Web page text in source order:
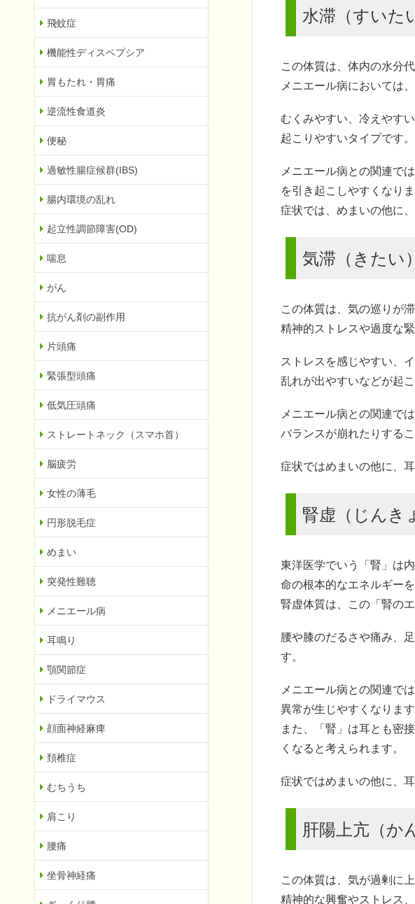
水滞（すいた
この体質は、体内の水分
メニエール病においては
むくみやすい、冷えやす
起こりやすいタイプです。
メニエール病との関連で
を引き起こしやすくなりま
症状では、めまいの他に
気滞（きたい
この体質は、気の巡りが
精神的ストレスや過度な
ストレスを感じやすい、
乱れが出やすいなどが起
メニエール病との関連で
バランスが崩れたりする
症状ではめまいの他に、
腎虚（じんき
東洋医学でいう「腎」は
命の根本的なエネルギー
腎虚体質は、この「腎の
腰や膝のだるさや痛み、
す。
メニエール病との関連で
異常が生じやすくなります
また、「腎」は耳とも密
くなると考えられます。
症状ではめまいの他に、
肝陽上亢（か
この体質は、気が過剰に
精神的な興奮やストレス
飛蚊症
機能性ディスペプシア
胃もたれ・胃痛
逆流性食道炎
便秘
過敏性腸症候群(IBS)
腸内環境の乱れ
起立性調節障害(OD)
喘息
がん
抗がん剤の副作用
片頭痛
緊張型頭痛
低気圧頭痛
ストレートネック（スマホ首）
脳疲労
女性の薄毛
円形脱毛症
めまい
突発性難聴
メニエール病
耳鳴り
顎関節症
ドライマウス
顔面神経麻痺
頚椎症
むちうち
肩こり
腰痛
坐骨神経痛